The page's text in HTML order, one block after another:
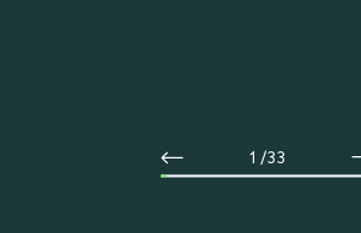
1 /33